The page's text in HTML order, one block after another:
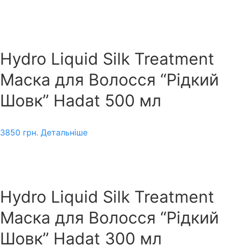
Hydro Liquid Silk Treatment
Маска для Волосся “Рідкий
Шовк” Hadat 500 мл
3850 грн. Детальніше
Hydro Liquid Silk Treatment
Маска для Волосся “Рідкий
Шовк” Hadat 300 мл